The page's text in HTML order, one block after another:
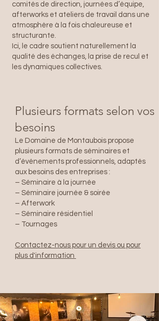
comités de direction, journées d’équipe,
afterworks et ateliers de travail dans une
atmosphère à la fois chaleureuse et
structurante.
Ici, le cadre soutient naturellement la
qualité des échanges, la prise de recul et
les dynamiques collectives.
Plusieurs formats selon vos
besoins
Le Domaine de Montaubois propose
plusieurs formats de séminaires et
d’événements professionnels, adaptés
aux besoins des entreprises :
– Séminaire à la journée
– Séminaire journée & soirée
– Afterwork
– Séminaire résidentiel
– Tournages
Contactez-nous pour un devis ou pour
plus d'information